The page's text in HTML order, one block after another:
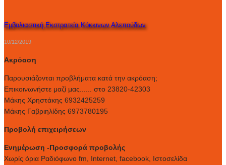
Εμβολιαστική Εκστρατεία Κόκκινων Αλεπούδων
10/12/2019
Ακρόαση
Παρουσιάζονται προβλήματα κατά την ακρόαση;
Επικοινωνήστε μαζί μας...... στο 23820-42303
Μάκης Χρηστάκης 6932425259
Μάκης Γαβριηλίδης 6973780195
Προβολή επιχειρήσεων
Ενημέρωση -Προσφορά προβολής
Xωρίς όρια Ραδιόφωνο fm, Internet, facebook, Ιστοσελίδα